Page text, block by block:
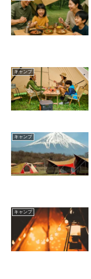
キャンプ
キャンプ
キャンプ